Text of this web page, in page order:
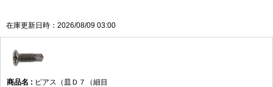
在庫更新日時：2026/08/09 03:00
ピアス（皿Ｄ７（細目